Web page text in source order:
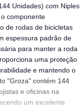
Unidades) com Niples
componente
de rodas de bicicletas
espessura padrão de
para manter a roda
uma proteção
e mantendo o
"Groza" contém 144
e oficinas na
um excelente